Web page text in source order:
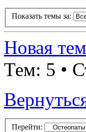
Показать темы за:
Новая
Тем: 5 •
Перейти: